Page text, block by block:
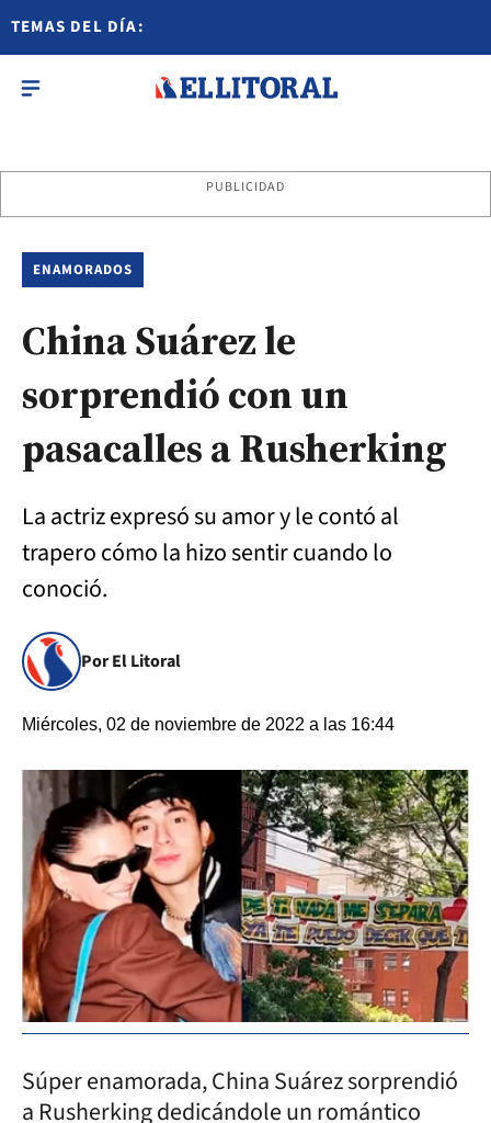
TEMAS DEL DÍA:
PUBLICIDAD
ENAMORADOS
China Suárez le
sorprendió con un
pasacalles a Rusherking
La actriz expresó su amor y le contó al
trapero cómo la hizo sentir cuando lo
conoció.
Por El Litoral
Miércoles, 02 de noviembre de 2022 a las 16:44
Súper enamorada, China Suárez sorprendió
a Rusherking dedicándole un romántico